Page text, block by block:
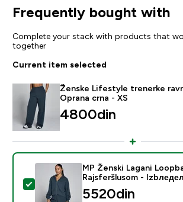
Frequently bought with
Complete your stack with products that
together
Current item selected
Ženske Lifestyle trenerke
Oprana crna - XS
4800din‎
Select this product - MP Ženski
MP Ženski Lagani
Rajsferšlusom -
5520din‎